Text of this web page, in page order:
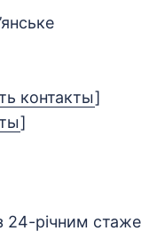
контакты]
]
24-річним